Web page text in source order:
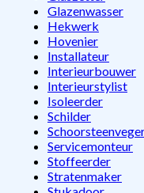
Glazenwasser
Hekwerk
Hovenier
Installateur
Interieurbouwer
Interieurstylist
Isoleerder
Schilder
Servicemonteur
Stoffeerder
Stratenmaker